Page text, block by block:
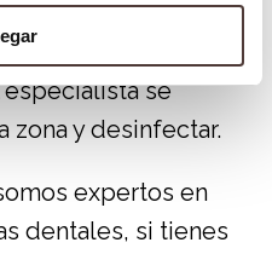
recomendable
decir, ir a una
se
zona y desinfectar.
expertos en
dentales, si tienes